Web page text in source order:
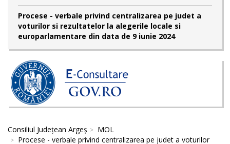
Procese - verbale privind centralizarea pe judet a
voturilor si rezultatelor la alegerile locale si
europarlamentare din data de 9 iunie 2024
Consiliul Județean Argeș
MOL
Procese - verbale privind centralizarea pe judet a voturilor